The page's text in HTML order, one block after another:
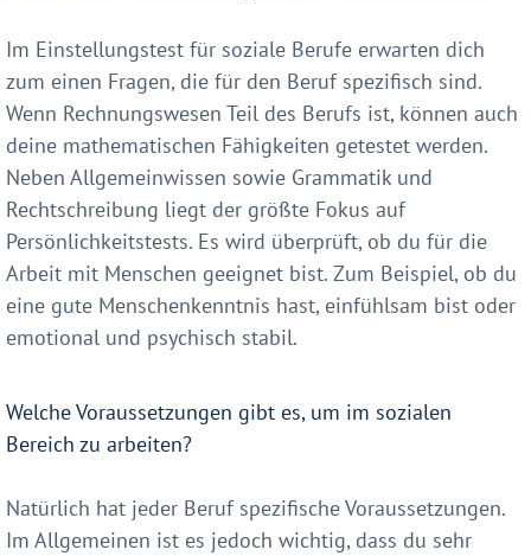
Im Einstellungstest für soziale Berufe erwarten dich
zum einen Fragen, die für den Beruf spezifisch sind.
Wenn Rechnungswesen Teil des Berufs ist, können auch
deine mathematischen Fähigkeiten getestet werden.
Neben Allgemeinwissen sowie Grammatik und
Rechtschreibung liegt der größte Fokus auf
Persönlichkeitstests. Es wird überprüft, ob du für die
Arbeit mit Menschen geeignet bist. Zum Beispiel, ob du
eine gute Menschenkenntnis hast, einfühlsam bist oder
emotional und psychisch stabil.
Welche Voraussetzungen gibt es, um im sozialen
Bereich zu arbeiten?
Natürlich hat jeder Beruf spezifische Voraussetzungen.
Im Allgemeinen ist es jedoch wichtig, dass du sehr